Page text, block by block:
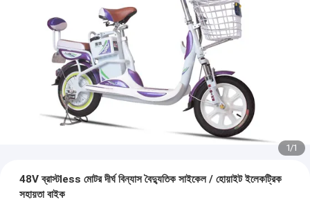
1/1
48V ব্রাস্টless মোটর দীর্ঘ বিন্যাস বৈদ্যুতিক সাইকেল / হোয়াইট ইলেকট্রিক
সহায়তা বাইক